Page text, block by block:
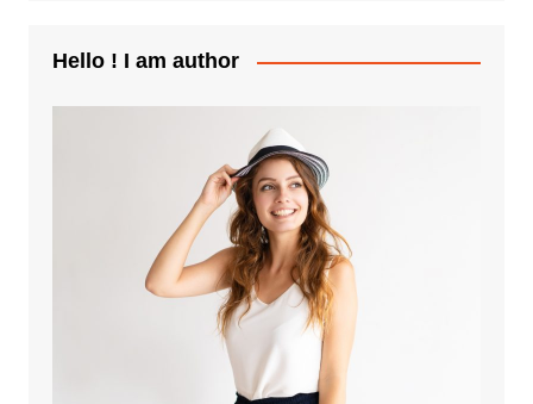
Hello ! I am author